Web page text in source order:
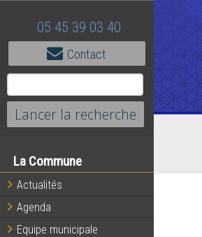
05 45 39 03 40
Contact
La Commune
Actualités
Agenda
Equipe municipale